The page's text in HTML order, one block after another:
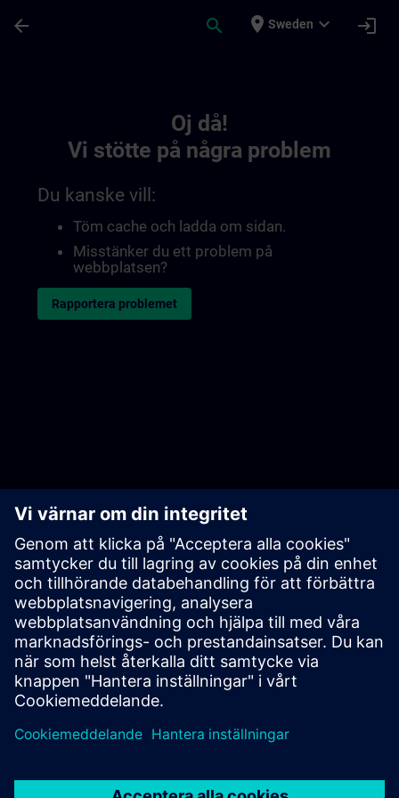
arrow_back search place Sweden expand_more login
Oj då!
Vi stötte på några problem
Du kanske vill:
Töm cache och ladda om sidan.
Misstänker du ett problem på
webbplatsen?
Rapportera problemet